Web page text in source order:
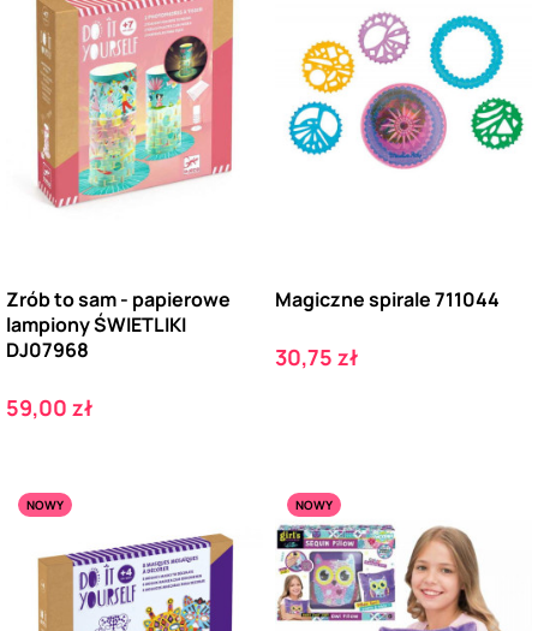
Zrób to sam - papierowe
lampiony ŚWIETLIKI
DJ07968
Cena
59,00 zł
Magiczne spirale 711044
Cena
30,75 zł
NOWY NOWY